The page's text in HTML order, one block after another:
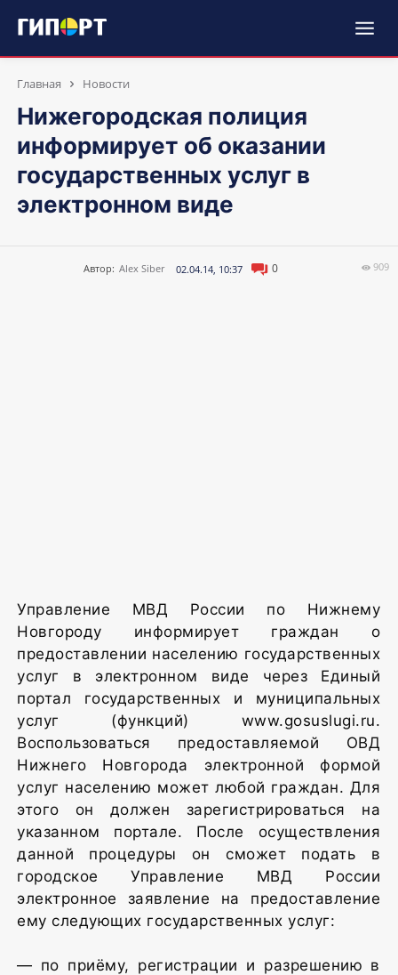
Главная Новости
Нижегородская полиция
информирует об оказании
государственных услуг в
электронном виде
Автор: Alex Siber 02.04.14, 10:37 0 909
Управление МВД России по Нижнему
Новгороду информирует граждан о
предоставлении населению государственных
услуг в электронном виде через Единый
портал государственных и муниципальных
услуг (функций) www.gosuslugi.ru.
Воспользоваться предоставляемой ОВД
Нижнего Новгорода электронной формой
услуг населению может любой граждан. Для
этого он должен зарегистрироваться на
указанном портале. После осуществления
данной процедуры он сможет подать в
городское Управление МВД России
электронное заявление на предоставление
ему следующих государственных услуг:
— по приёму, регистрации и разрешению в